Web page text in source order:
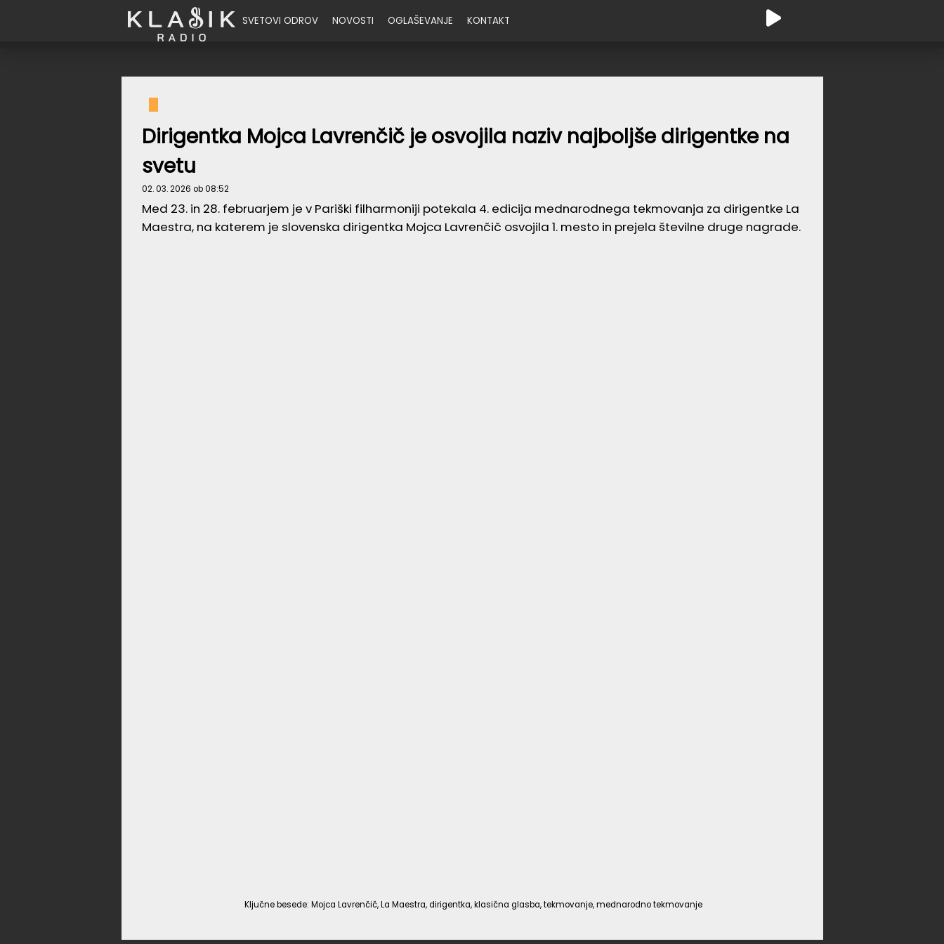
SVETOVI ODROV NOVOSTI OGLAŠEVANJE KONTAKT
Dirigentka Mojca Lavrenčič je osvojila naziv najboljše dirigentke na
svetu
02. 03. 2026 ob 08:52
Med 23. in 28. februarjem je v Pariški filharmoniji potekala 4. edicija mednarodnega tekmovanja za dirigentke La
Maestra, na katerem je slovenska dirigentka Mojca Lavrenčič osvojila 1. mesto in prejela številne druge nagrade.
Ključne besede: Mojca Lavrenčič, La Maestra, dirigentka, klasična glasba, tekmovanje, mednarodno tekmovanje